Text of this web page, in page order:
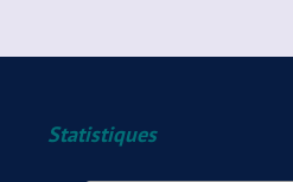
Statistiques